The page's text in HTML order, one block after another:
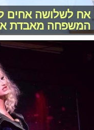
אח לשלושה אחים
המשפחה מאבדת